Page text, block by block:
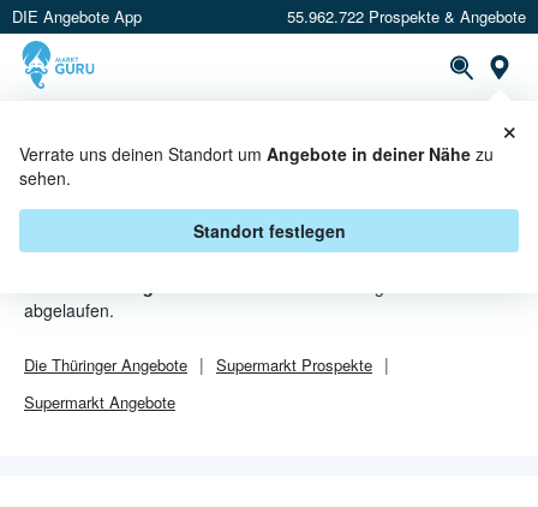
DIE Angebote App 55.962.722 Prospekte & Angebote
Verrate uns deinen Standort um Angebote in deiner Nähe zu
sehen.
Standort festlegen
×
DIE THÜRINGER ANGEBOTE IN
abgelaufen.
Die ThüringerAngebote Supermarkt Prospekte
Supermarkt Angebote